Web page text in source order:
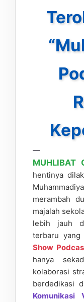
—
MUHLIBAT
hentinya
merambah
majalah
lebih jauh
terbaru yang
Show
hanya
kolaborasi
berdedikasi
Komunikasi